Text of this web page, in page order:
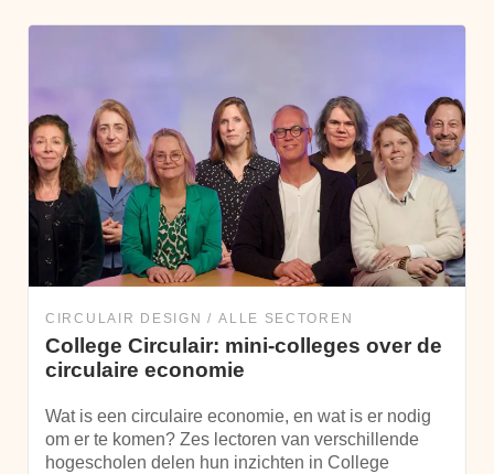
CIRCULAIR DESIGN ALLE SECTOREN
College Circulair: mini-colleges over de
circulaire economie
Wat is een circulaire economie, en wat is er nodig
om er te komen? Zes lectoren van verschillende
hogescholen delen hun inzichten in College